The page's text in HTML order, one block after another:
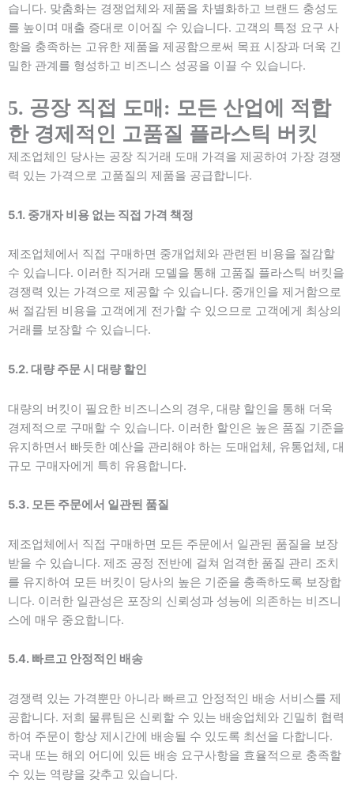
습니다. 맞춤화는 경쟁업체와 제품을 차별화하고 브랜드 충성도
를 높이며 매출 증대로 이어질 수 있습니다. 고객의 특정 요구 사
항을 충족하는 고유한 제품을 제공함으로써 목표 시장과 더욱 긴
밀한 관계를 형성하고 비즈니스 성공을 이끌 수 있습니다.
5. 공장 직접 도매: 모든 산업에 적합
한 경제적인 고품질 플라스틱 버킷
제조업체인 당사는 공장 직거래 도매 가격을 제공하여 가장 경쟁
력 있는 가격으로 고품질의 제품을 공급합니다.
5.1. 중개자 비용 없는 직접 가격 책정
제조업체에서 직접 구매하면 중개업체와 관련된 비용을 절감할
수 있습니다. 이러한 직거래 모델을 통해 고품질 플라스틱 버킷을
경쟁력 있는 가격으로 제공할 수 있습니다. 중개인을 제거함으로
써 절감된 비용을 고객에게 전가할 수 있으므로 고객에게 최상의
거래를 보장할 수 있습니다.
5.2. 대량 주문 시 대량 할인
대량의 버킷이 필요한 비즈니스의 경우, 대량 할인을 통해 더욱
경제적으로 구매할 수 있습니다. 이러한 할인은 높은 품질 기준을
유지하면서 빠듯한 예산을 관리해야 하는 도매업체, 유통업체, 대
규모 구매자에게 특히 유용합니다.
5.3. 모든 주문에서 일관된 품질
제조업체에서 직접 구매하면 모든 주문에서 일관된 품질을 보장
받을 수 있습니다. 제조 공정 전반에 걸쳐 엄격한 품질 관리 조치
를 유지하여 모든 버킷이 당사의 높은 기준을 충족하도록 보장합
니다. 이러한 일관성은 포장의 신뢰성과 성능에 의존하는 비즈니
스에 매우 중요합니다.
5.4. 빠르고 안정적인 배송
경쟁력 있는 가격뿐만 아니라 빠르고 안정적인 배송 서비스를 제
공합니다. 저희 물류팀은 신뢰할 수 있는 배송업체와 긴밀히 협력
하여 주문이 항상 제시간에 배송될 수 있도록 최선을 다합니다.
국내 또는 해외 어디에 있든 배송 요구사항을 효율적으로 충족할
수 있는 역량을 갖추고 있습니다.